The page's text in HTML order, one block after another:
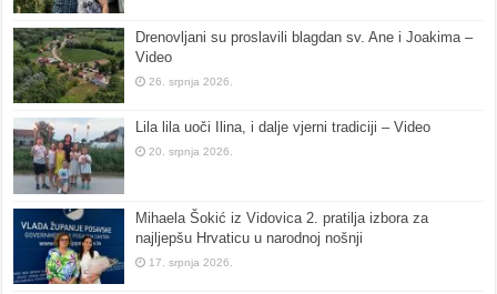
Drenovljani su proslavili blagdan sv. Ane i Joakima –
Video
26. srpnja 2026.
Lila lila uoči Ilina, i dalje vjerni tradiciji – Video
20. srpnja 2026.
Mihaela Šokić iz Vidovica 2. pratilja izbora za
najljepšu Hrvaticu u narodnoj nošnji
17. srpnja 2026.